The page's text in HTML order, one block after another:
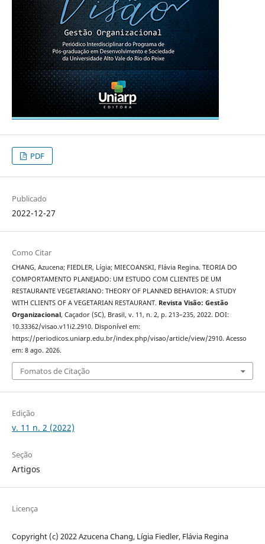
PDF
Publicado
2022-12-27
Como Citar
CHANG, Azucena; FIEDLER, Lígia; MIECOANSKI, Flávia Regina. TEORIA DO
COMPORTAMENTO PLANEJADO: UM ESTUDO COM CLIENTES DE UM
RESTAURANTE VEGETARIANO: THEORY OF PLANNED BEHAVIOR: A STUDY
WITH CLIENTS OF A VEGETARIAN RESTAURANT. Revista Visão: Gestão
Organizacional, Caçador (SC), Brasil, v. 11, n. 2, p. 213–235, 2022. DOI:
10.33362/visao.v11i2.2910. Disponível em:
https://periodicos.uniarp.edu.br/index.php/visao/article/view/2910. Acesso
em: 8 ago. 2026.
Fomatos de Citação
Edição
v. 11 n. 2 (2022)
Seção
Artigos
Licença
Copyright (c) 2022 Azucena Chang, Lígia Fiedler, Flávia Regina